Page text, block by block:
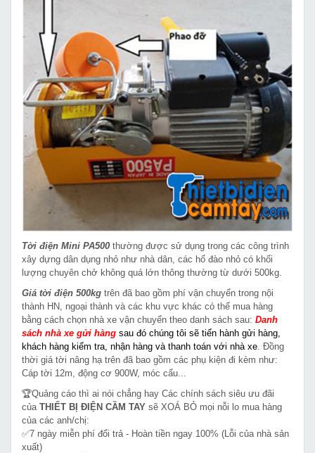
Tời điện Mini PA500 thường được sử dụng trong các công trình
xây dựng dân dụng nhỏ như nhà dân, các hố đào nhỏ có khối
lượng chuyên chở không quá lớn thông thường từ dưới 500kg.
Giá tời điện 500kg trên đã bao gồm phí vận chuyển trong nội
thành HN, ngoại thành và các khu vực khác có thể mua hàng
bằng cách chọn nhà xe vận chuyển theo danh sách sau: Danh
sách nhà xe gửi hàng sau đó chúng tôi sẽ tiến hành gửi hàng,
khách hàng kiểm tra, nhận hàng và thanh toán với nhà xe . Đồng
thời giá tời nâng hạ trên đã bao gồm các phụ kiện đi kèm như:
Cáp tời 12m, động cơ 900W, móc cẩu...
🏆Quảng cáo thì ai nói chẳng hay Các chính sách siêu ưu đãi
của THIẾT BỊ ĐIỆN CẦM TAY sẽ XOÁ BỎ mọi nỗi lo mua hàng
của các anh/chị:
✅7 ngày miễn phí đổi trả - Hoàn tiền ngay 100% (Lỗi của nhà sản
xuất)